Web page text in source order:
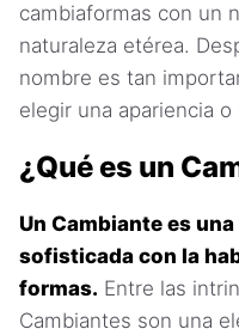
cambiaformas con un
naturaleza etérea.
nombre es tan
elegir una apariencia
¿Qué es un
Un Cambiante es
sofisticada con la
formas. Entre las
Cambiantes son una